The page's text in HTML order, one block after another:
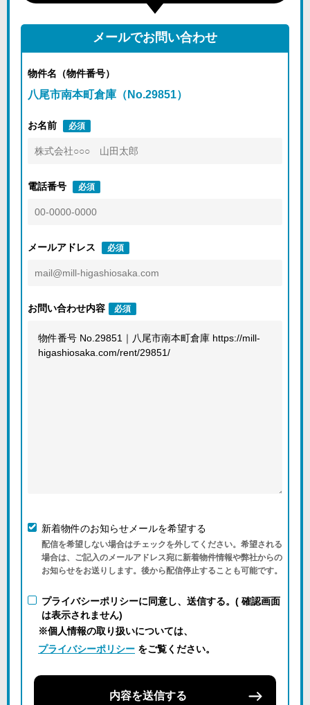
メールでお問い合わせ
物件名（物件番号）
八尾市南本町倉庫（No.29851）
お名前 必須
電話番号 必須
メールアドレス 必須
お問い合わせ内容 必須
新着物件のお知らせメールを希望する
配信を希望しない場合はチェックを外してください。希望される
場合は、ご記入のメールアドレス宛に新着物件情報や弊社からの
お知らせをお送りします。後から配信停止することも可能です。
プライバシーポリシーに同意し、送信する。( 確認画面
は表示されません)
※個人情報の取り扱いについては、
プライバシーポリシー をご覧ください。
内容を送信する